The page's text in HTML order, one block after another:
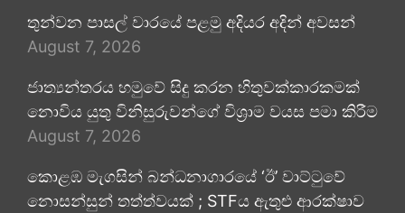
තුන්වන පාසල් වාරයේ පළමු අදියර අදින් අවසන්
August 7, 2026
ජාත්‍යන්තරය හමුවේ සිදු කරන හිතුවක්කාරකමක්
නොවිය යුතු විනිසුරුවන්ගේ විශ්‍රාම වයස පමා කිරීම
August 7, 2026
කොළඹ මැගසින් බන්ධනාගාරයේ ‘ඊ’ වාට්ටුවේ
නොසන්සුන් තත්ත්වයක් ; STFය ඇතුළු ආරක්ෂාව